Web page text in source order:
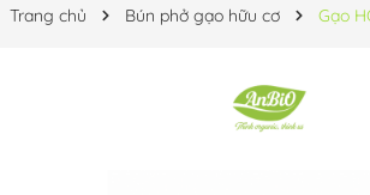
Trang chủ Bún phở gạo hữu cơ Gạo